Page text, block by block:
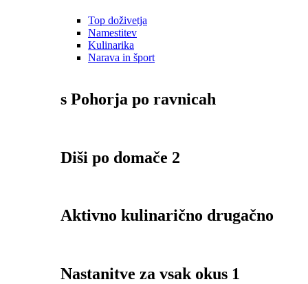
Top doživetja
Namestitev
Kulinarika
Narava in šport
s Pohorja po ravnicah
Diši po domače 2
Aktivno kulinarično drugačno
Nastanitve za vsak okus 1